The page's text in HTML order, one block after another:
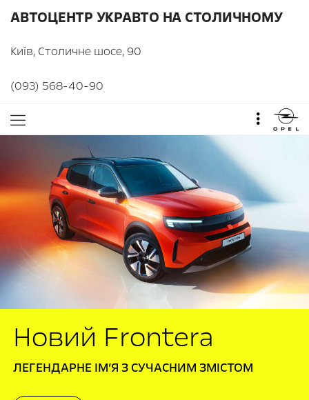
АВТОЦЕНТР УКРАВТО НА СТОЛИЧНОМУ
Київ, Столичне шосе, 90
(093) 568-40-90
Новий Frontera
ЛЕГЕНДАРНЕ ІМʼЯ З СУЧАСНИМ ЗМІСТОМ